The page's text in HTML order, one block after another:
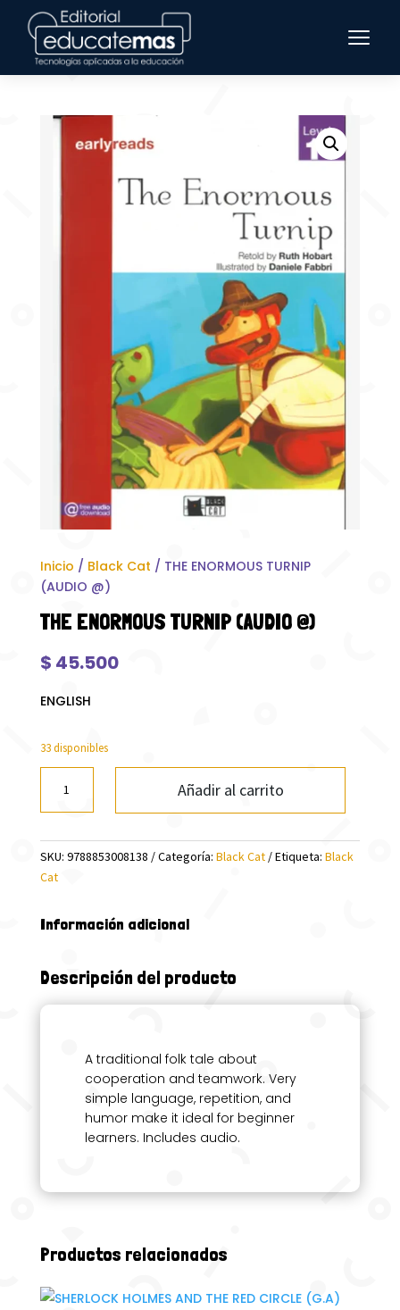
Inicio / Black Cat / THE ENORMOUS TURNIP
(AUDIO @)
THE ENORMOUS TURNIP (AUDIO @)
$ 45.500
ENGLISH
33 disponibles
ENORMOUS
TURNIP
(AUDIO
@)
cantidad
Añadir al carrito
SKU: 9788853008138 Categoría: Black Cat Etiqueta: Black
Cat
Información adicional
Descripción del producto
A traditional folk tale about
cooperation and teamwork. Very
simple language, repetition, and
humor make it ideal for beginner
learners. Includes audio.
Productos relacionados